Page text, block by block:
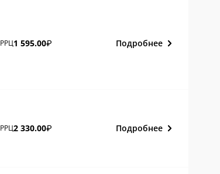
РРЦ1 595.00₽ Подробнее
РРЦ2 330.00₽ Подробнее